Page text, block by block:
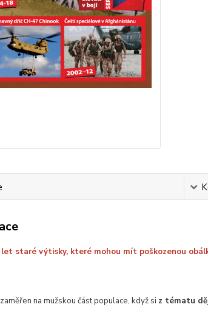
let staré výtisky, které mohou mít poškozenou
na mužskou část populace, když si z tématu